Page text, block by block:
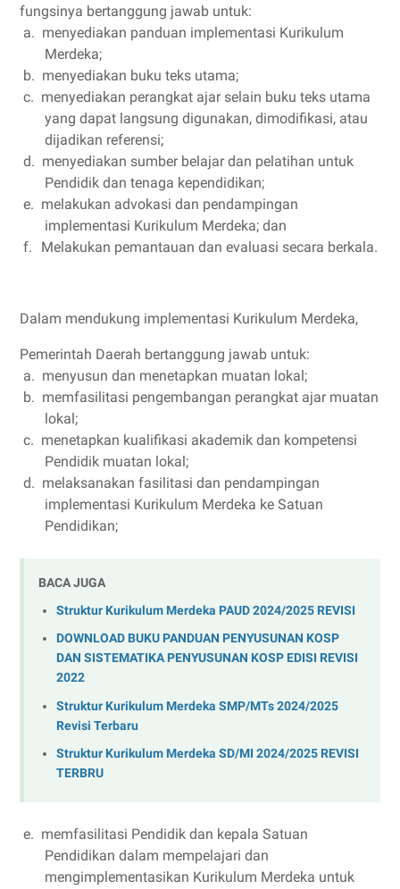
fungsinya bertanggung jawab untuk:
a. menyediakan panduan implementasi Kurikulum
Merdeka;
b. menyediakan buku teks utama;
c. menyediakan perangkat ajar selain buku teks utama
yang dapat langsung digunakan, dimodifikasi, atau
dijadikan referensi;
d. menyediakan sumber belajar dan pelatihan untuk
Pendidik dan tenaga kependidikan;
e. melakukan advokasi dan pendampingan
implementasi Kurikulum Merdeka; dan
f.
Melakukan pemantauan dan evaluasi secara berkala.
Dalam mendukung implementasi Kurikulum Merdeka,
Pemerintah Daerah bertanggung jawab untuk:
a. menyusun dan menetapkan muatan lokal;
b. memfasilitasi pengembangan perangkat ajar muatan
lokal;
c. menetapkan kualifikasi akademik dan kompetensi
Pendidik muatan lokal;
d. melaksanakan fasilitasi dan pendampingan
implementasi Kurikulum Merdeka ke Satuan
Pendidikan;
BACA JUGA
Struktur Kurikulum Merdeka PAUD 2024/2025 REVISI
DOWNLOAD BUKU PANDUAN PENYUSUNAN KOSP
DAN SISTEMATIKA PENYUSUNAN KOSP EDISI REVISI
2022
Struktur Kurikulum Merdeka SMP/MTs 2024/2025
Revisi Terbaru
Struktur Kurikulum Merdeka SD/MI 2024/2025 REVISI
TERBRU
e. memfasilitasi Pendidik dan kepala Satuan
Pendidikan dalam mempelajari dan
mengimplementasikan Kurikulum Merdeka untuk